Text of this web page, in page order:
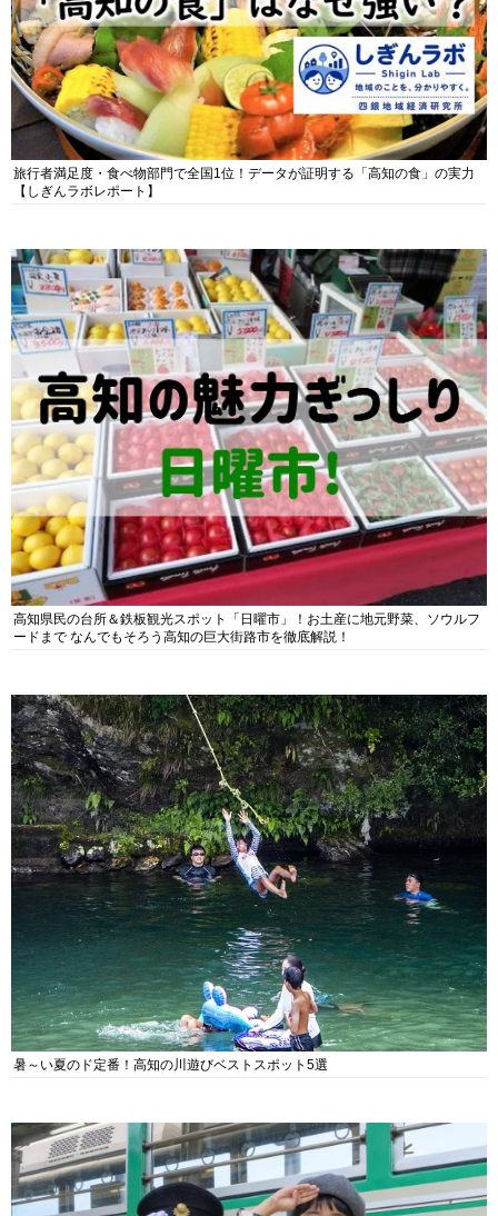
旅行者満足度・食べ物部門で全国1位！データが証明する「高知の食」の実力
【しぎんラボレポート】
高知県民の台所＆鉄板観光スポット「日曜市」！お土産に地元野菜、ソウルフ
ードまで なんでもそろう高知の巨大街路市を徹底解説！
暑～い夏のド定番！高知の川遊びベストスポット5選